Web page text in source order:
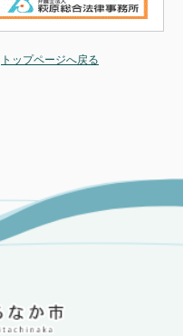
トップページへ戻る